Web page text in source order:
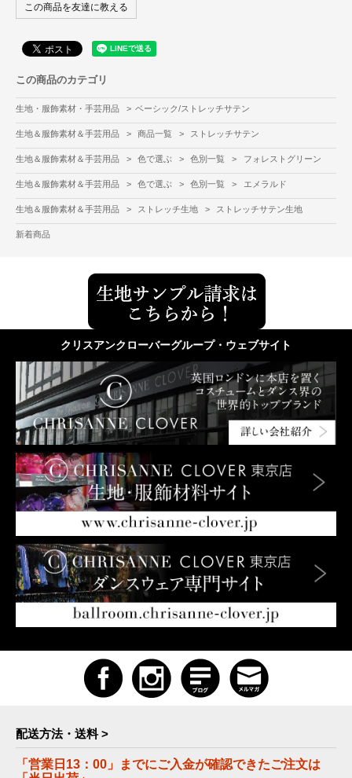
この商品を友達に教える
この商品のカテゴリ
生地・服飾素材・手芸用品 > ベーシック/ストレッチサテン
生地＆服飾素材＆手芸用品 > 商品一覧 > ストレッチサテン
生地＆服飾素材＆手芸用品 > 色で選ぶ > 色別一覧 > フォレストグリーン
生地＆服飾素材＆手芸用品 > 色で選ぶ > 色別一覧 > エメラルド
生地＆服飾素材＆手芸用品 > ストレッチ生地 > ストレッチサテン生地
新着商品
クリスアンクローバーグループ・ウェブサイト
配送方法・送料 >
「営業日13：00」までにご入金が確認できたご注文は